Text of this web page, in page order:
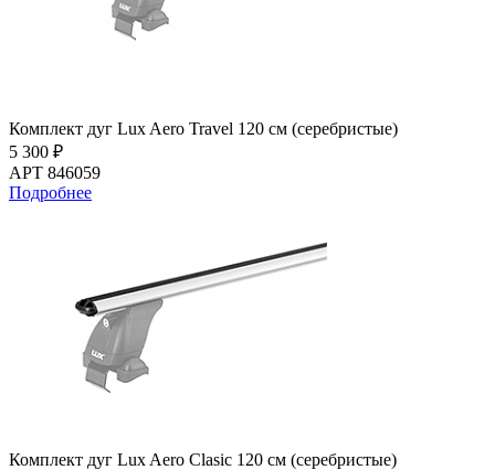
Комплект дуг Lux Aero Travel 120 см (серебристые)
5 300 ₽
АРТ 846059
Подробнее
Комплект дуг Lux Aero Clasic 120 см (серебристые)